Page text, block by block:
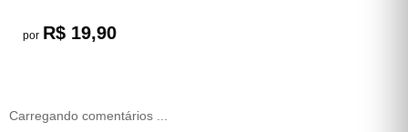
por R$ 19,90
Carregando comentários ...